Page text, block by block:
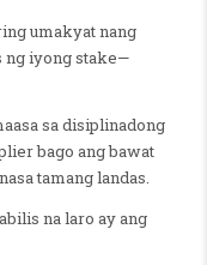
umakyat nang
ng iyong stake—
sa disiplinadong
bago ang bawat
tamang landas.
na laro ay ang